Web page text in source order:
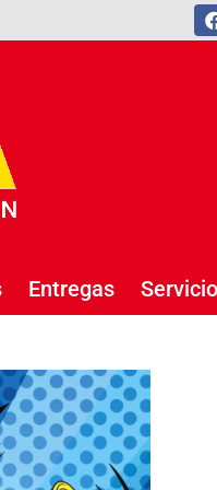
Entregas